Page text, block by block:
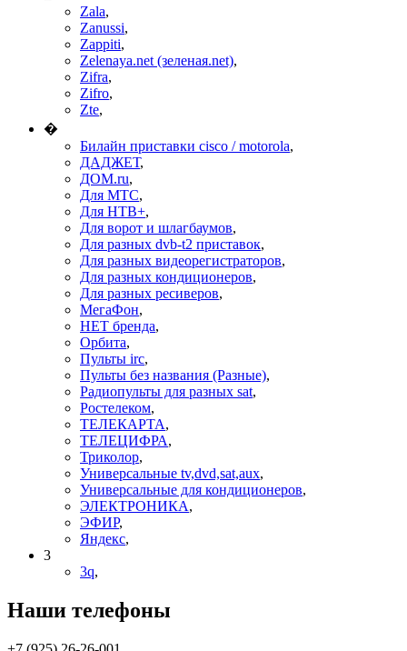
Zala,
Zanussi,
Zappiti,
Zelenaya.net (зеленая.net),
Zifra,
Zifro,
Zte,
�
Билайн приставки cisco / motorola,
ДАДЖЕТ,
ДОМ.ru,
Для МТС,
Для НТВ+,
Для ворот и шлагбаумов,
Для разных dvb-t2 приставок,
Для разных видеорегистраторов,
Для разных кондиционеров,
Для разных ресиверов,
МегаФон,
НЕТ бренда,
Орбита,
Пульты irc,
Пульты без названия (Разные),
Радиопульты для разных sat,
Ростелеком,
ТЕЛЕКАРТА,
ТЕЛЕЦИФРА,
Триколор,
Универсальные tv,dvd,sat,aux,
Универсальные для кондиционеров,
ЭЛЕКТРОНИКА,
ЭФИР,
Яндекс,
3
3q,
Наши телефоны